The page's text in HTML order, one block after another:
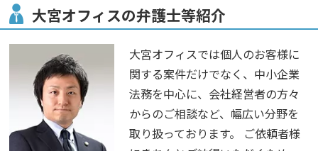
大宮オフィスの弁護士等紹介
大宮オフィスでは個人のお客様に
関する案件だけでなく、中小企業
法務を中心に、会社経営者の方々
からのご相談など、幅広い分野を
取り扱っております。 ご依頼者様